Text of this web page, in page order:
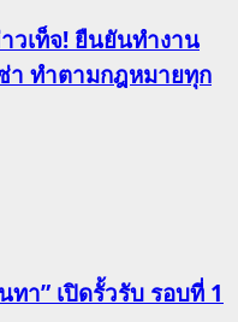
วเท็จ! ยืนยันทำงาน
า ทำตามกฎหมายทุก
า” เปิดรั้วรับ รอบที่ 1